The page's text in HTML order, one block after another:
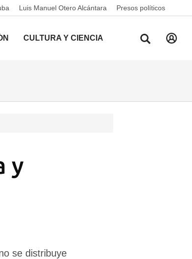
Luis Manuel Otero Alcántara Presos políticos
CULTURA Y CIENCIA
y
se distribuye